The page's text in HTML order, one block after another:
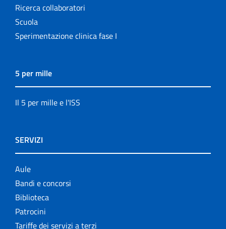
Ricerca collaboratori
Scuola
Sperimentazione clinica fase I
5 per mille
Il 5 per mille e l'ISS
SERVIZI
Aule
Bandi e concorsi
Biblioteca
Patrocini
Tariffe dei servizi a terzi